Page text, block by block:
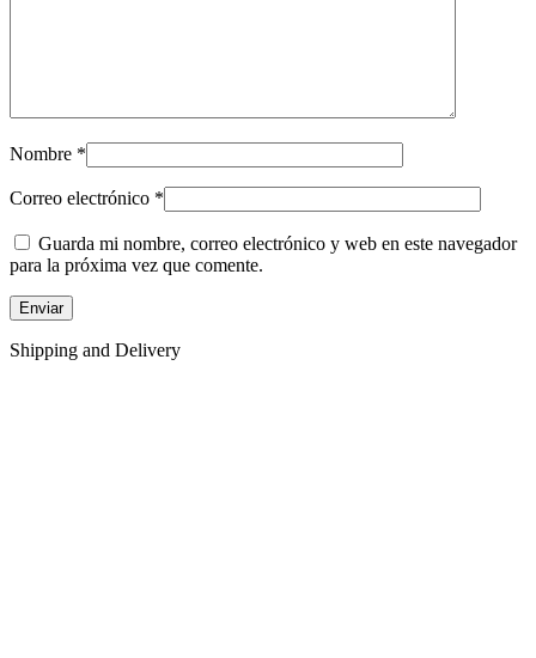
Nombre *
Correo electrónico *
Guarda mi nombre, correo electrónico y web en este navegador
para la próxima vez que comente.
Shipping and Delivery